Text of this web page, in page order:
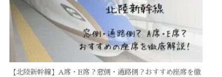
【北陸新幹線】A席・E席？窓側・通路側？おすすめ座席を徹